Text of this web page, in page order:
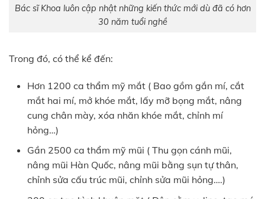
Bác sĩ Khoa luôn cập nhật những kiến thức mới dù đã có hơn
30 năm tuổi nghề
Trong đó, có thể kể đến:
Hơn 1200 ca thẩm mỹ mắt ( Bao gồm gắn mí, cắt
mắt hai mí, mở khóe mắt, lấy mỡ bọng mắt, nâng
cung chân mày, xóa nhăn khóe mắt, chỉnh mí
hỏng…)
Gần 2500 ca thẩm mỹ mũi ( Thu gọn cánh mũi,
nâng mũi Hàn Quốc, nâng mũi bằng sụn tự thân,
chỉnh sửa cấu trúc mũi, chỉnh sửa mũi hỏng….)